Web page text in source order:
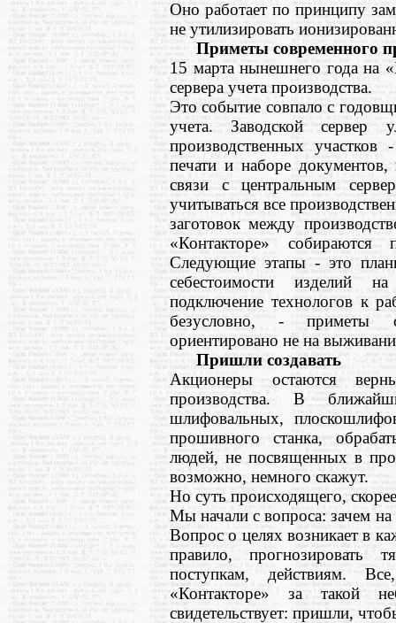
Оно работает по принципу
не утилизировать
Приметы современного
15 марта нынешнего года на
сервера учета производства.
Это событие совпало с
учета. Заводской сервер
производственных участков
печати и наборе документов,
связи с центральным
учитываться все
заготовок между
«Контакторе» собираются
Следующие этапы - это
себестоимости изделий
подключение технологов к
безусловно, - приметы
ориентировано не на
Пришли создавать
Акционеры остаются
производства. В
шлифовальных,
прошивного станка,
людей, не посвященных в
возможно, немного скажут.
Но суть происходящего,
Мы начали с вопроса: зачем
Вопрос о целях возникает в
правило, прогнозировать
поступкам, действиям.
«Контакторе» за такой
свидетельствует: пришли,